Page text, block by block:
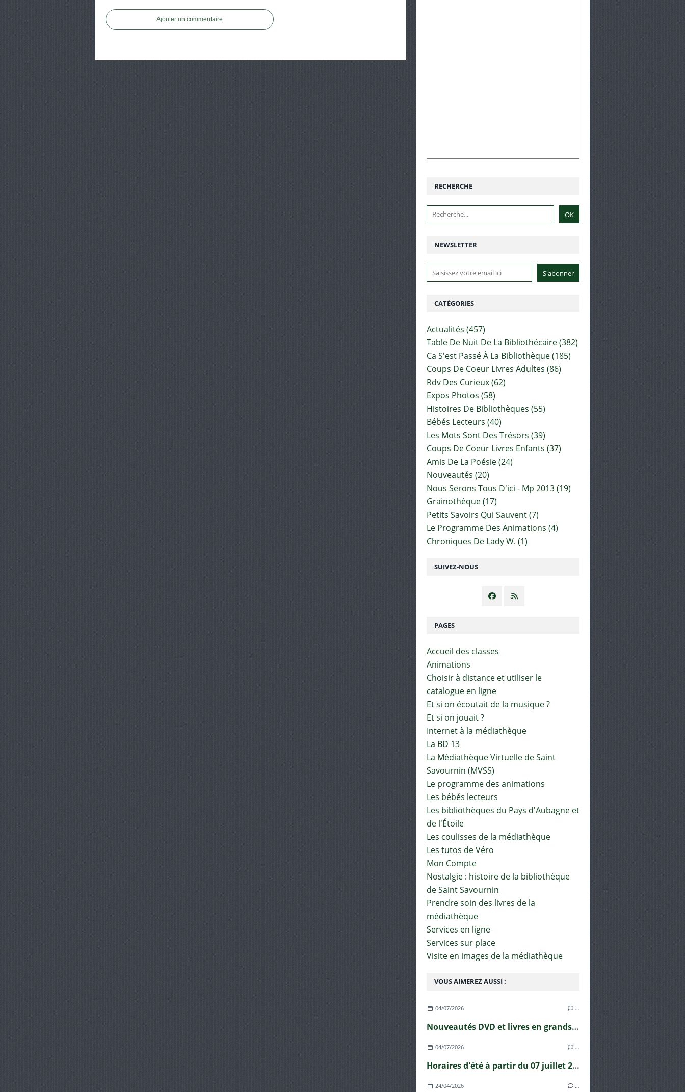
Ajouter un commentaire
NEWSLETTER
SUIVEZ-NOUS
RECHERCHE
VOUS AIMEREZ AUSSI :
04/07/2026 …
Nouveautés DVD et livres en grands caractères !
04/07/2026 …
Horaires d'été à partir du 07 juillet 2026
24/04/2026 …
PAGES
Accueil des classes
Animations
Choisir à distance et utiliser le
catalogue en ligne
Et si on écoutait de la musique ?
Et si on jouait ?
Internet à la médiathèque
La BD 13
La Médiathèque Virtuelle de Saint
Savournin (MVSS)
Le programme des animations
Les bébés lecteurs
Les bibliothèques du Pays d'Aubagne et
de l'Étoile
Les coulisses de la médiathèque
Les tutos de Véro
Mon Compte
Nostalgie : histoire de la bibliothèque
de Saint Savournin
Prendre soin des livres de la
médiathèque
Services en ligne
Services sur place
Visite en images de la médiathèque
CATÉGORIES
Actualités (457)
Table De Nuit De La Bibliothécaire(382)
Ca S'est Passé À La Bibliothèque(185)
Coups De Coeur Livres Adultes (86)
Rdv Des Curieux(62)
Expos Photos (58)
Histoires De Bibliothèques (55)
Bébés Lecteurs (40)
Les Mots Sont Des Trésors (39)
Coups De Coeur Livres Enfants (37)
Amis De La Poésie(24)
Nouveautés (20)
Nous Serons Tous D'ici - Mp 2013(19)
Grainothèque(17)
Petits Savoirs Qui Sauvent(7)
Le Programme Des Animations (4)
Chroniques De Lady W. (1)